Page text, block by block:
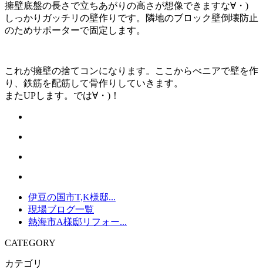
擁壁底盤の長さで立ちあがりの高さが想像できますな∀・)
しっかりガッチリの壁作りです。隣地のブロック壁倒壊防止
のためサポーターで固定します。
これが擁壁の捨てコンになります。ここからべニアで壁を作
り、鉄筋を配筋して骨作りしていきます。
またUPします。では∀・)！
伊豆の国市T,K様邸...
現場ブログ一覧
熱海市A様邸リフォー...
CATEGORY
カテゴリ